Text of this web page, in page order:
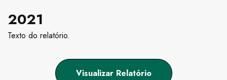
2021
Texto do relatório.
Visualizar Relatório